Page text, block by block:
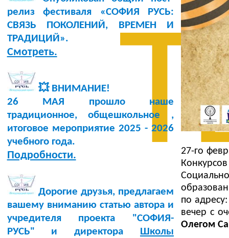
релиз фестиваля «СОФИЯ РУСЬ:
СВЯЗЬ ПОКОЛЕНИЙ, ВРЕМЕН И
ТРАДИЦИЙ».
Смотреть.
💥 ВНИМАНИЕ!
26 МАЯ прошло наше
традиционное, общешкольное ,
итоговое мероприятие 2025 - 2026
учебного года.
Подробности.
Дорогие друзья, предлагаем
вашему вниманию статью автора и
учредителя проекта "СОФИЯ-
РУСЬ" и директора Школы
27-го
по
вечер с
Олегом